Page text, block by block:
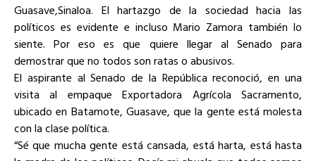
Guasave,Sinaloa. El hartazgo de la sociedad hacia las
políticos es evidente e incluso Mario Zamora también lo
siente. Por eso es que quiere llegar al Senado para
demostrar que no todos son ratas o abusivos.
El aspirante al Senado de la República reconoció, en una
visita al empaque Exportadora Agrícola Sacramento,
ubicado en Batamote, Guasave, que la gente está molesta
con la clase política.
“Sé que mucha gente está cansada, está harta, está hasta